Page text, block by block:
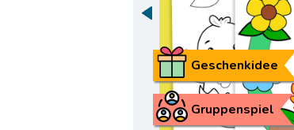
Gruppenspiel
Geschenkidee